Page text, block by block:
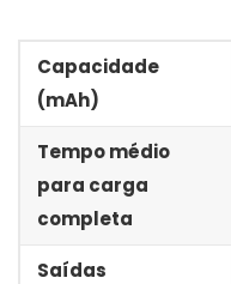
Capacidade
(mAh)
Tempo médio
para carga
completa
Saídas